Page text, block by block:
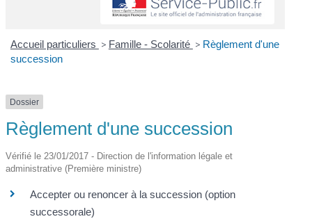
Accueil particuliers > Famille - Scolarité > Règlement d'une
succession
Dossier
Règlement d'une succession
Vérifié le 23/01/2017 - Direction de l'information légale et
administrative (Première ministre)
Accepter ou renoncer à la succession (option
successorale)